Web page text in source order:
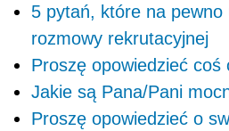
5 pytań, które na pewno
rozmowy rekrutacyjnej
Proszę opowiedzieć coś
Jakie są Pana/Pani
Proszę opowiedzieć o